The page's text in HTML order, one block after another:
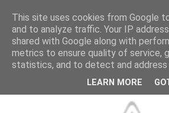
This site uses cookies from Google
and to analyze traffic. Your IP
shared with Google along with
metrics to ensure quality of service,
statistics, and to detect and address
LEARN MORE